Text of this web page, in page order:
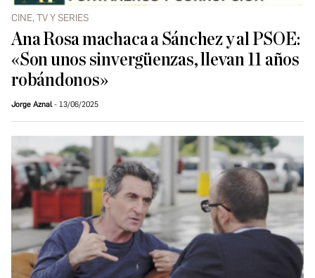
CINE, TV Y SERIES
Ana Rosa machaca a Sánchez y al PSOE:
«Son unos sinvergüenzas, llevan 11 años
robándonos»
Jorge Aznal 13/06/2025